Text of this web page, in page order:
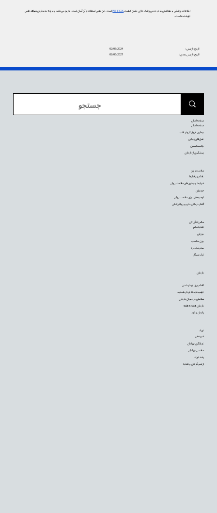
اطلاعات پزشکی و بهداشتی ما در دیجی‌پزشک دارای نشان کیفیتPIF TICKاست. این یعنی استفاده از آن آسان است، به‌روز می‌باشد و بر پایه جدیدترین شواهد علمی
تهیه شده است.
02/05/2024
تاریخ بازبینی:
02/05/2027
تاریخ بازبینی بعدی:
نوزاد
شیردهی
غربالگری نوزادان
سلامتی نوزادان
رشد نوزاد
از شیر گرفتن و تغذیه
بارداری
اقدام برای باردار شدن
فهمیده‌اید که باردار هستید
سلامتی در دوران بارداری
بارداری هفته به هفته
زایمان و تولد
سالم زندگی کن
تغذیه سالم
ورزش
وزن مناسب
مدیریت درد
ترک سیگار
سلامت روان
علائم و رفتارها
شرایط و بیماری‌های سلامت روان
خودیاری
توصیه‌‌هایی برای سلامت روان
گفتار درمانی، دارو و روانپزشکی
صفحه اصلی
صفحه اصلی
بیماری عروق کرونر قلب
عمل‌های زیبایی
واکسیناسیون
پیشگیری از بارداری